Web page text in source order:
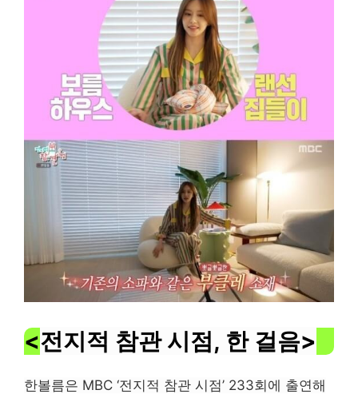
<전지적 참관 시점, 한 걸음>
한볼름은 MBC ‘전지적 참관 시점’ 233회에 출연해